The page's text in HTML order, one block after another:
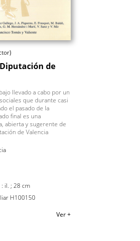
de
llevado a cabo por un
que durante casi
el pasado de la
final es una
abierta y sugerente de
de Valencia
il. ; 28 cm
H100150
Ver +